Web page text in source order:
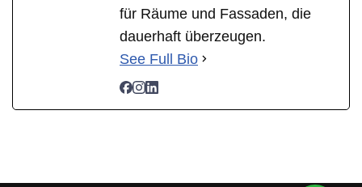
für Räume und Fassaden, die
dauerhaft überzeugen.
See Full Bio